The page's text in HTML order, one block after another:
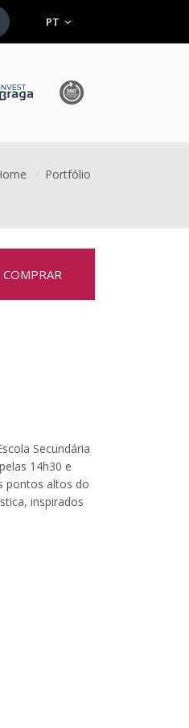
PT
/ Portfólio
COMPRAR
Secundária
14h30 e
pontos altos do
inspirados